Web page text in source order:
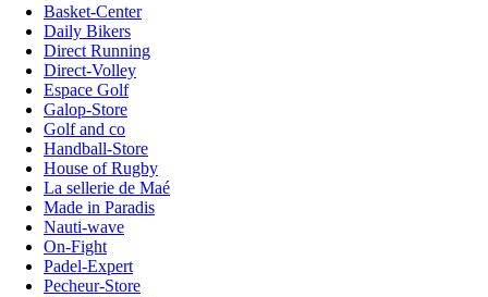
Basket-Center
Daily Bikers
Direct Running
Direct-Volley
Espace Golf
Galop-Store
Golf and co
Handball-Store
House of Rugby
La sellerie de Maé
Made in Paradis
Nauti-wave
On-Fight
Padel-Expert
Pecheur-Store